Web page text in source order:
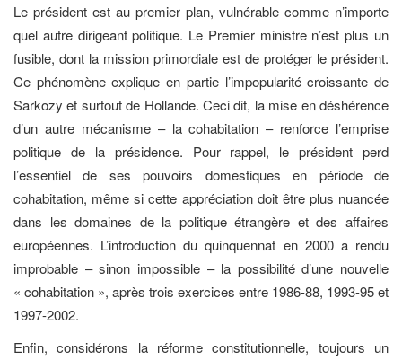
Le président est au premier plan, vulnérable comme n’importe
quel autre dirigeant politique. Le Premier ministre n’est plus un
fusible, dont la mission primordiale est de protéger le président.
Ce phénomène explique en partie l’impopularité croissante de
Sarkozy et surtout de Hollande. Ceci dit, la mise en déshérence
d’un autre mécanisme – la cohabitation – renforce l’emprise
politique de la présidence. Pour rappel, le président perd
l’essentiel de ses pouvoirs domestiques en période de
cohabitation, même si cette appréciation doit être plus nuancée
dans les domaines de la politique étrangère et des affaires
européennes. L’introduction du quinquennat en 2000 a rendu
improbable – sinon impossible – la possibilité d’une nouvelle
« cohabitation », après trois exercices entre 1986-88, 1993-95 et
1997-2002.
Enfin, considérons la réforme constitutionnelle, toujours un